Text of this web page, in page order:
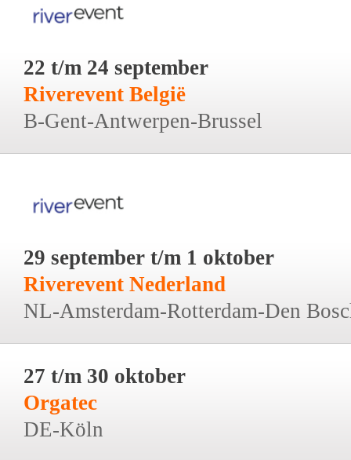
22 t/m 24 september
Riverevent België
B-Gent-Antwerpen-Brussel
29 september t/m 1 oktober
Riverevent Nederland
NL-Amsterdam-Rotterdam-Den
27 t/m 30 oktober
Orgatec
DE-Köln